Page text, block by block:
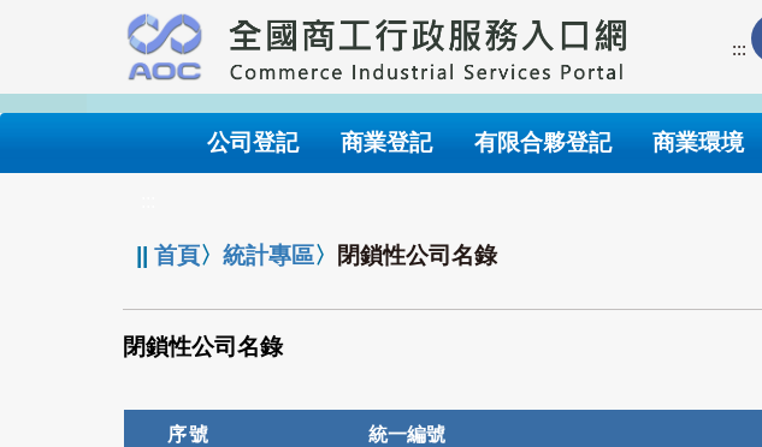
要
內
:::
公司登記 商業登記 有限合夥登記 商業環境
||首頁〉統計專區〉 閉鎖性公司名錄
閉鎖性公司名錄
序號 統一編號